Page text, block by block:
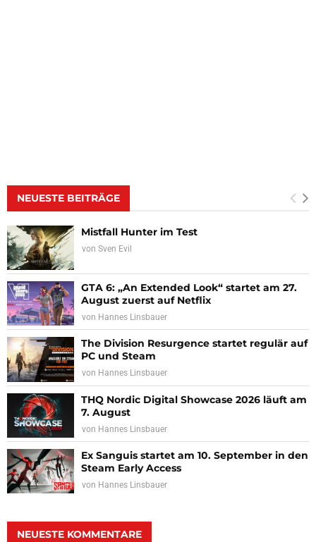
NEUESTE BEITRÄGE
Mistfall Hunter im Test
von Sven Evil
GTA 6: „An Extended Look“ startet am 27.
August zuerst auf Netflix
von Hannes Linsbauer
The Division Resurgence startet regulär auf
PC und Steam
von Hannes Linsbauer
THQ Nordic Digital Showcase 2026 läuft am
7. August
von Hannes Linsbauer
Ex Sanguis startet am 10. September in den
Steam Early Access
von Hannes Linsbauer
NEUESTE KOMMENTARE